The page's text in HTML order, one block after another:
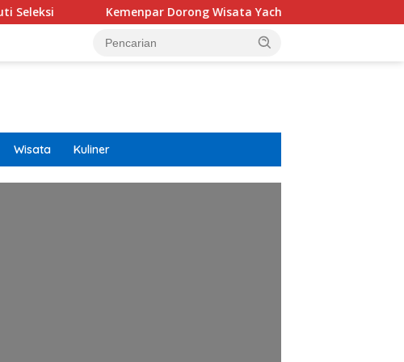
Kemenpar Dorong Wisata Yacht Ciptakan Efek Berganda
Wisata Kuliner